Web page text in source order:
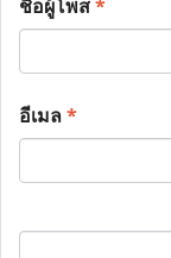
ชื่อผู้โพส*
อีเมล*